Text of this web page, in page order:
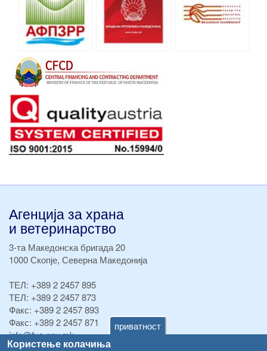
приватност
Користење колачиња
Агенција за храна
и ветеринарство
3-та Македонска бригада 20
1000 Скопје, Северна Македонија
ТЕЛ: +389 2 2457 895
ТЕЛ: +389 2 2457 873
Факс: +389 2 2457 893
Факс: +389 2 2457 871
info@fva.gov.mk